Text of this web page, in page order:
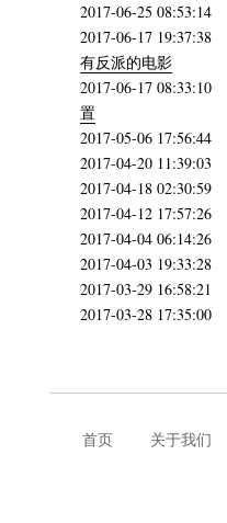
2017-06-25 08:53:14
2017-06-17 19:37:38
有反派的电影
2017-06-17 08:33:10
置
2017-05-06 17:56:44
2017-04-20 11:39:03
2017-04-18 02:30:59
2017-04-12 17:57:26
2017-04-04 06:14:26
2017-04-03 19:33:28
2017-03-29 16:58:21
2017-03-28 17:35:00
首页 关于我们